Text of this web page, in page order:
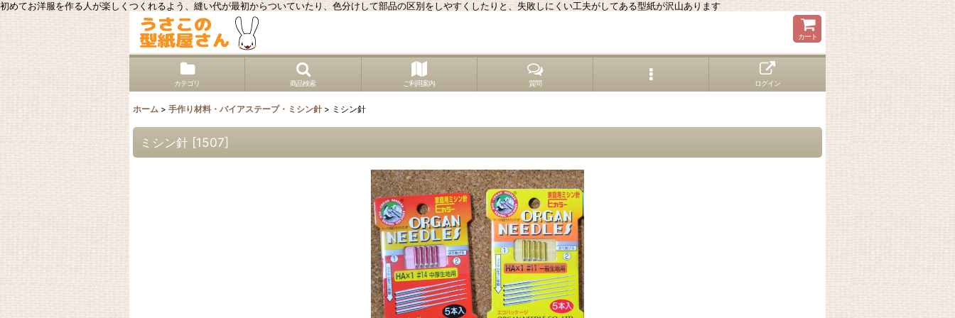
初めてお洋服を作る人が楽しくつくれるよう、縫い代が最初からついていたり、色分けして部品の区別をしやすくしたりと、失敗しにくい工夫がしてある型紙が沢山あります
カート
カテゴリ 商品検索 ご利用案内 質問 ログイン
ホーム > 手作り材料・バイアステープ・ミシン針 > ミシン針
ミシン針 [1507]